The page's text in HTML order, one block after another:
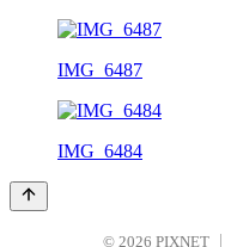
IMG_6487
IMG_6484
© 2026 PIXNET